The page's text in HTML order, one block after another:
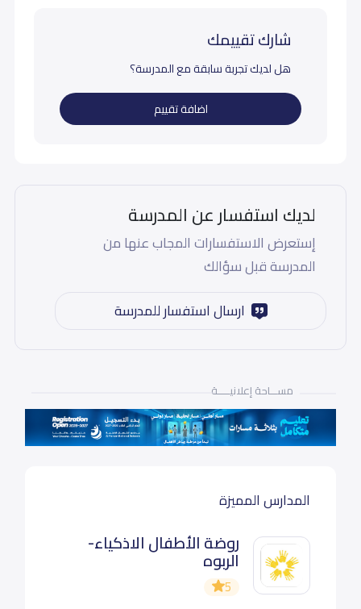
شارك تقييمك
هل لديك تجربة سابقة مع المدرسة؟
اضافة تقييم
لديك استفسار عن المدرسة
إستعرض الاستفسارات المجاب عنها من
المدرسة قبل سؤالك
ارسال استفسار للمدرسة
مســـاحة إعلانيـــــة
المدارس المميزة
روضة الأطفال الاذكياء-
الربوه
5